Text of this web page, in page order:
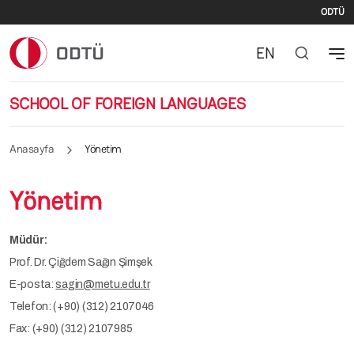
ODTÜ
SCHOOL OF FOREIGN LANGUAGES
EN
Anasayfa Yönetim
Yönetim
Müdür:
Prof. Dr. Çiğdem Sağın Şimşek
E-posta:sagin@metu.edu.tr
Telefon: (+90) (312) 2107046
Fax: (+90) (312) 2107985